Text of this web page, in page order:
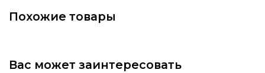
Похожие товары
Вас может заинтересовать